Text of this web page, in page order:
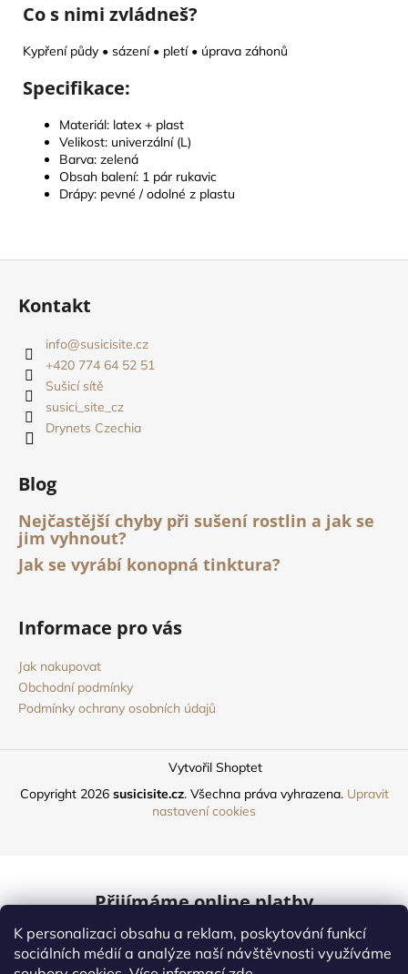
K personalizaci obsahu a reklam, poskytování funkcí
sociálních médií a analýze naší návštěvnosti využíváme
Co s nimi zvládneš?
Kypření půdy • sázení • pletí • úprava záhonů
Specifikace:
Materiál: latex + plast
Velikost: univerzální (L)
Barva: zelená
Obsah balení: 1 pár rukavic
Drápy: pevné / odolné z plastu
Z
Kontakt
info@susicisite.cz
+420 774 64 52 51
Sušicí sítě
susici_site_cz
Drynets Czechia
Blog
Nejčastější chyby při sušení rostlin a jak se
jim vyhnout?
Jak se vyrábí konopná tinktura?
Informace pro vás
Jak nakupovat
Obchodní podmínky
Podmínky ochrany osobních údajů
Vytvořil Shoptet
Copyright 2026 susicisite.cz. Všechna práva vyhrazena. Upravit
nastavení cookies
Přijímáme online platby
Mastercard